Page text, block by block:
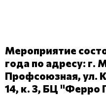
Мероприятие
года по адресу: г.
Профсоюзная, ул.
14, к. 3, БЦ "Ферро